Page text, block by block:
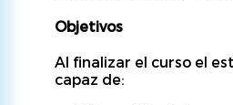
Objetivos
Al finalizar el curso el
capaz de: